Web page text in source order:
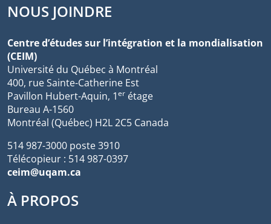
NOUS JOINDRE
Centre d’études sur l’intégration et la mondialisation
(CEIM)
Université du Québec à Montréal
400, rue Sainte-Catherine Est
Pavillon Hubert-Aquin, 1er étage
Bureau A-1560
Montréal (Québec) H2L 2C5 Canada
514 987-3000 poste 3910
Télécopieur : 514 987-0397
ceim@uqam.ca
À PROPOS